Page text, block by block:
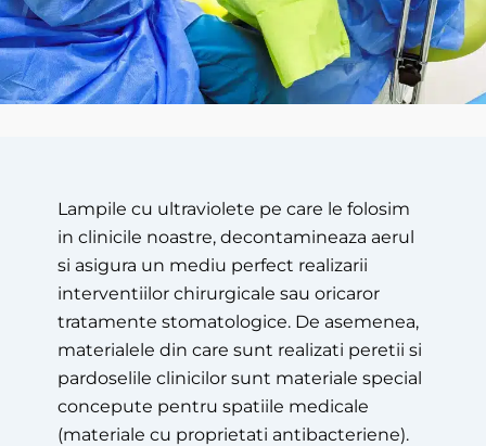
Lampile cu ultraviolete pe care le folosim
in clinicile noastre, decontamineaza aerul
si asigura un mediu perfect realizarii
interventiilor chirurgicale sau oricaror
tratamente stomatologice. De asemenea,
materialele din care sunt realizati peretii si
pardoselile clinicilor sunt materiale special
concepute pentru spatiile medicale
(materiale cu proprietati antibacteriene).